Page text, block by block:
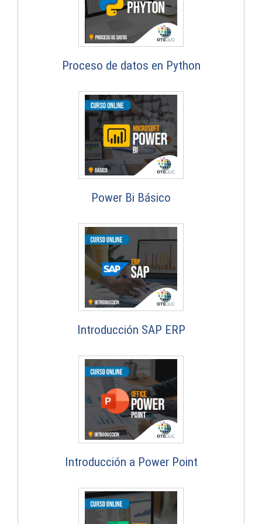
Proceso de datos en Python
Power Bi Básico
Introducción SAP ERP
Introducción a Power Point